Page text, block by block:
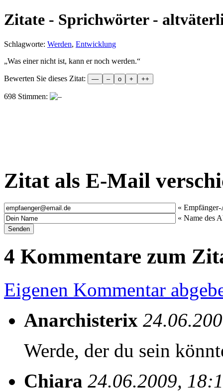
Zitate - Sprichwörter -
Schlagworte: Werden, Entwicklung
„Was einer nicht ist, kann er noch werden.“
Bewerten Sie dieses Zitat:
698 Stimmen:
Zitat als E-Mail
« Empfänger-
« Name des
4 Kommentare zum
Eigenen Kommentar
Anarchisterix
Werde, der du sein
Chiara 24.06.2009,